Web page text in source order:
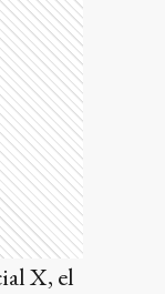
X, el